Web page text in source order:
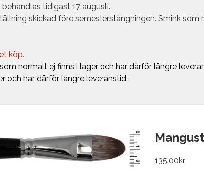
tidigast 17 augusti.
skickad före semesterstängningen. Smink
köp.
normalt ej finns i lager och har därför längre
och har därför längre leveranstid.
135.00kr